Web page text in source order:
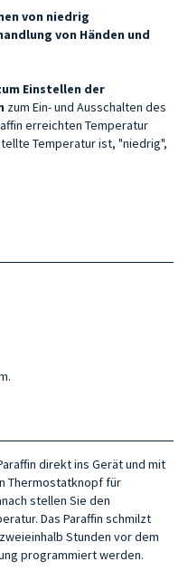
von niedrig
von Händen und
Einstellen der
zum Ein- und Ausschalten des
erreichten Temperatur
Temperatur ist, "niedrig",
direkt ins Gerät und mit
Thermostatknopf für
stellen Sie den
Das Paraffin schmilzt
Stunden vor dem
programmiert werden.